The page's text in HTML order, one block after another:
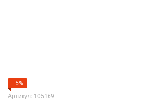
−5%
Артикул: 105169